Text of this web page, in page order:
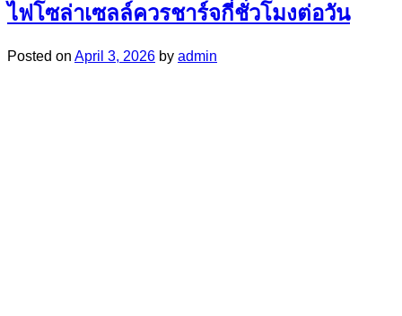
ไฟโซล่าเซลล์ควรชาร์จกี่ชั่วโมงต่อวัน
Posted on April 3, 2026 by admin